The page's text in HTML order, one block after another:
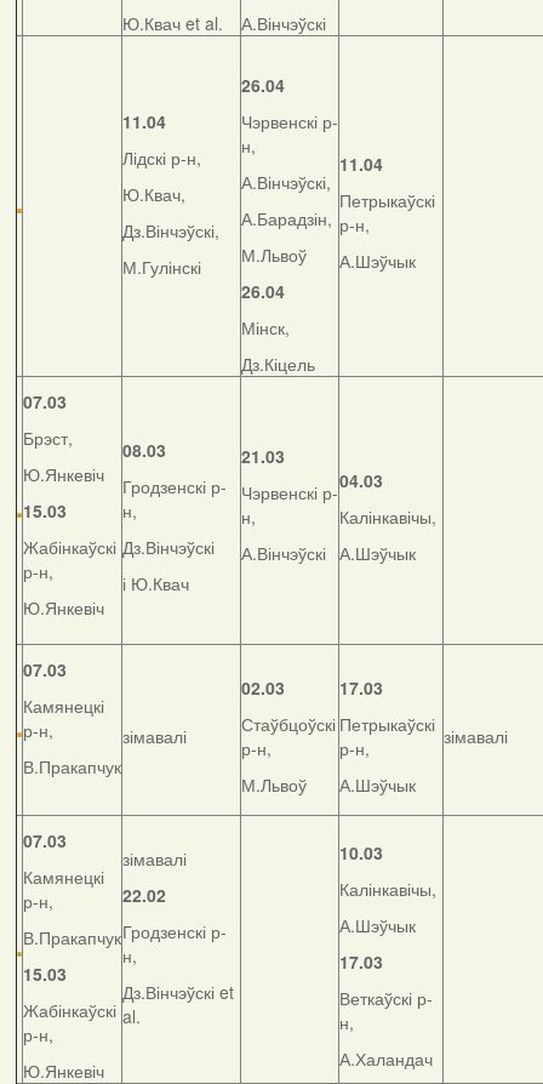
Ю.Квач et al.
А.Вінчэўскі
11.04
Лідскі р-н,
Ю.Квач,
Дз.Вінчэўскі,
М.Гулінскі
26.04
Чэрвенскі р-
н,
А.Вінчэўскі,
А.Барадзін,
М.Львоў
26.04
Мінск,
Дз.Кіцель
11.04
Петрыкаўскі
р-н,
А.Шэўчык
07.03
Брэст,
Ю.Янкевіч
15.03
Жабінкаўскі
р-н,
Ю.Янкевіч
08.03
Гродзенскі р-
н,
Дз.Вінчэўскі
і Ю.Квач
21.03
Чэрвенскі р-
н,
А.Вінчэўскі
04.03
Калінкавічы,
А.Шэўчык
07.03
Камянецкі
р-н,
В.Пракапчук
зімавалі
02.03
Стаўбцоўскі
р-н,
М.Львоў
17.03
Петрыкаўскі
р-н,
А.Шэўчык
зімавалі
07.03
Камянецкі
р-н,
В.Пракапчук
15.03
Жабінкаўскі
р-н,
Ю.Янкевіч
зімавалі
22.02
Гродзенскі р-
н,
Дз.Вінчэўскі et
al.
10.03
Калінкавічы,
А.Шэўчык
17.03
Веткаўскі р-
н,
А.Халандач